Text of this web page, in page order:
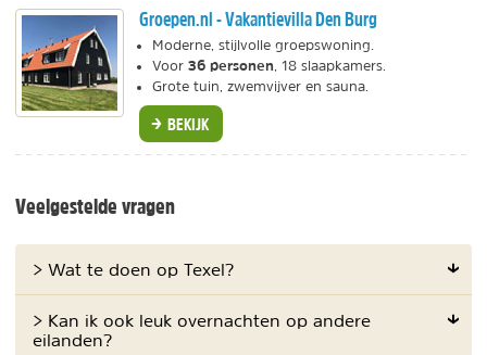
Groepen.nl - Vakantievilla Den Burg
Moderne, stijlvolle groepswoning.
Voor 36 personen , 18 slaapkamers.
Grote tuin, zwemvijver en sauna.
BEKIJK
Veelgestelde vragen
> Wat te doen op Texel?
> Kan ik ook leuk overnachten op andere
eilanden?